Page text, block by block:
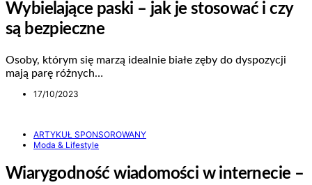
Wybielające paski – jak je stosować i czy
są bezpieczne
Osoby, którym się marzą idealnie białe zęby do dyspozycji
mają parę różnych…
17/10/2023
ARTYKUŁ SPONSOROWANY
Moda & Lifestyle
Wiarygodność wiadomości w internecie –